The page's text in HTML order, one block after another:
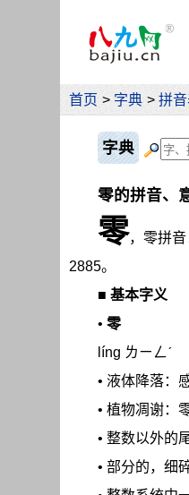
首页 > 字典 > 拼
字典
零的拼音、
零，零拼音
2885。
■ 基本字义
• 零
líng ㄌㄧㄥˊ
• 液体降落：
• 植物凋谢：
• 整数以外的
• 部分的，细